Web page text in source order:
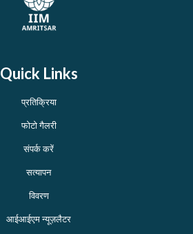
Quick Links
प्रतिक्रिया
फोटो गैलरी
संपर्क करें
सत्यापन
विवरण
आईआईएम न्यूज़लैटर